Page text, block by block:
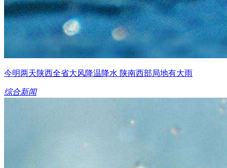
今明两天陕西全省大风降温降水 陕南西部局地有大雨
综合新闻